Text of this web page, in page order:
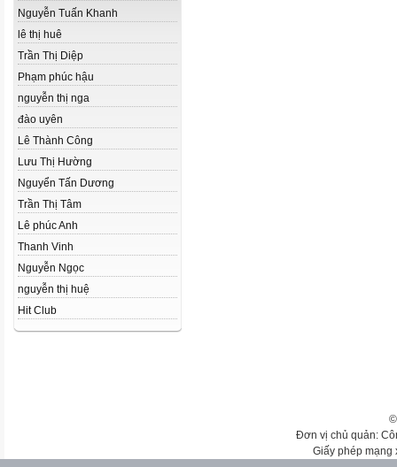
Nguyễn Tuấn Khanh
lê thị huê
Trần Thị Diệp
Phạm phúc hậu
nguyễn thị nga
đào uyên
Lê Thành Công
Lưu Thị Hường
Nguyển Tấn Dương
Trần Thị Tâm
Lê phúc Anh
Thanh Vinh
Nguyễn Ngọc
nguyễn thị huệ
Hit Club
Đơn vị chủ quản:
Giấy phép mạng